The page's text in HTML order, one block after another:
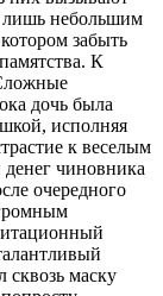
лишь небольшим
забыть
К
дочь была
исполняя
к веселым
чиновника
очередного
сквозь маску